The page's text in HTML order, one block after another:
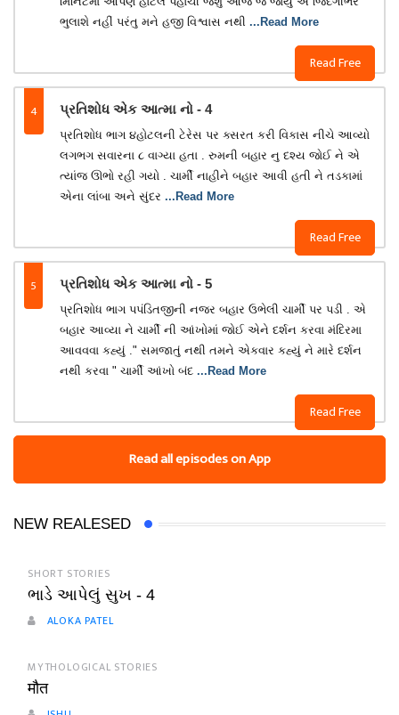
Read Free
ભુલાશે નહીં પરંતુ મને હજી વિશ્વાસ નથી ...Read More
4 પ્રતિશોધ એક આત્મા નો - 4
Read Free
પ્રતિશોધ ભાગ ૪હોટલની ટેરેસ પર ક્સરત કરી વિકાસ નીચે આવ્યો
લગભગ સવારના ૮ વાગ્યા હતા . રુમની બહાર નુ દશ્ય જોઈ ને એ
ત્યાંજ ઊભો રહી ગયો . ચાર્મી નાહીને બહાર આવી હતી ને તડકામાં
એના લાંબા અને સુંદર ...Read More
5 પ્રતિશોધ એક આત્મા નો - 5
Read Free
પ્રતિશોધ ભાગ પપંડિતજીની નજર બહાર ઉભેલી ચાર્મી પર પડી . એ
બહાર આવ્યા ને ચાર્મી ની આંખોમાં જોઈ એને દર્શન કરવા મંદિરમા
આવવવા કહ્યું ." સમજાતું નથી તમને એકવાર કહ્યું ને મારે દર્શન
નથી કરવા " ચાર્મી આંખો બંદ ...Read More
Read all episodes on App
NEW REALESED
SHORT STORIES
ભાડે આપેલું સુખ - 4
ALOKA PATEL
MYTHOLOGICAL STORIES
मौत